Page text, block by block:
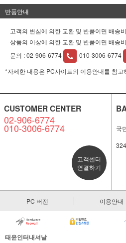
반품안내
고객의 변심에 의한 교환 및 반품이면 배송
상품의 이상에 의한 교환 및 반품이면 배송
문의 :02-906-6774
010-3006-6774
*자세한 내용은 PC사이트의 이용안내를 참고
CUSTOMER CENTER
02-906-6774
010-3006-6774
고객센터
연결하기
국
PC 버전 이용안내
태윤인터내셔날